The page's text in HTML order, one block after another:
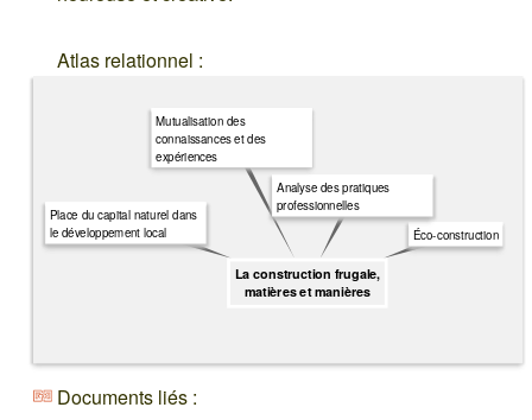
Atlas relationnel :
La construction frugale,
matières et manières
Éco-construction
Analyse des pratiques
professionnelles
Mutualisation des
connaissances et des
expériences
Place du capital naturel dans
le développement local
Documents liés :